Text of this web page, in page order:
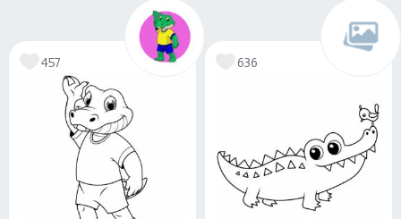
457 636